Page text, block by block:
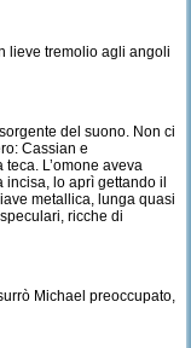
lieve tremolio agli angoli
del suono. Non ci
Cassian e
L’omone aveva
lo aprì gettando il
metallica, lunga quasi
ricche di
Michael preoccupato,